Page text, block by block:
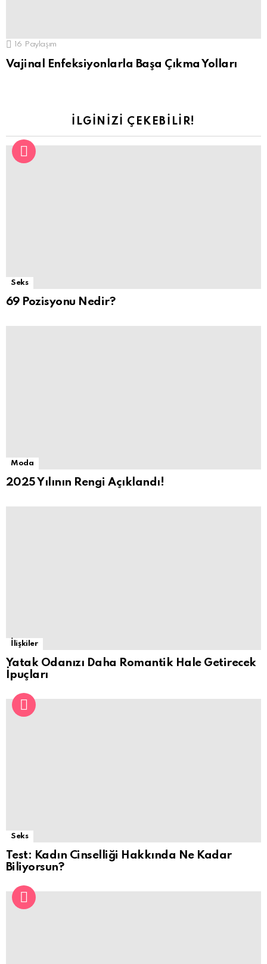
16 Paylaşım
Vajinal Enfeksiyonlarla Başa Çıkma Yolları
İLGINIZI ÇEKEBILIR!
Seks
69 Pozisyonu Nedir?
Moda
2025 Yılının Rengi Açıklandı!
İlişkiler
Yatak Odanızı Daha Romantik Hale Getirecek
İpuçları
Seks
Test: Kadın Cinselliği Hakkında Ne Kadar
Biliyorsun?